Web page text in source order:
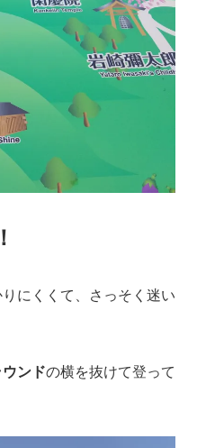
にくくて、さっそく迷い
ンドの横を抜けて登って